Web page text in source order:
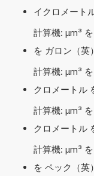
イクロメート
計算機: µm³
を ガロン（英
計算機: µm³
クロメートル
計算機: µm³
クロメートル
計算機: µm³
を ペック（英